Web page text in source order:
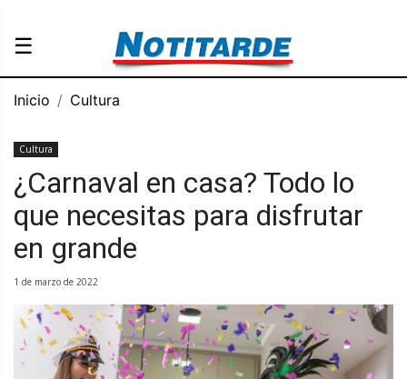
☰
Inicio Cultura
Cultura
¿Carnaval en casa? Todo lo
que necesitas para disfrutar
en grande
1 de marzo de 2022